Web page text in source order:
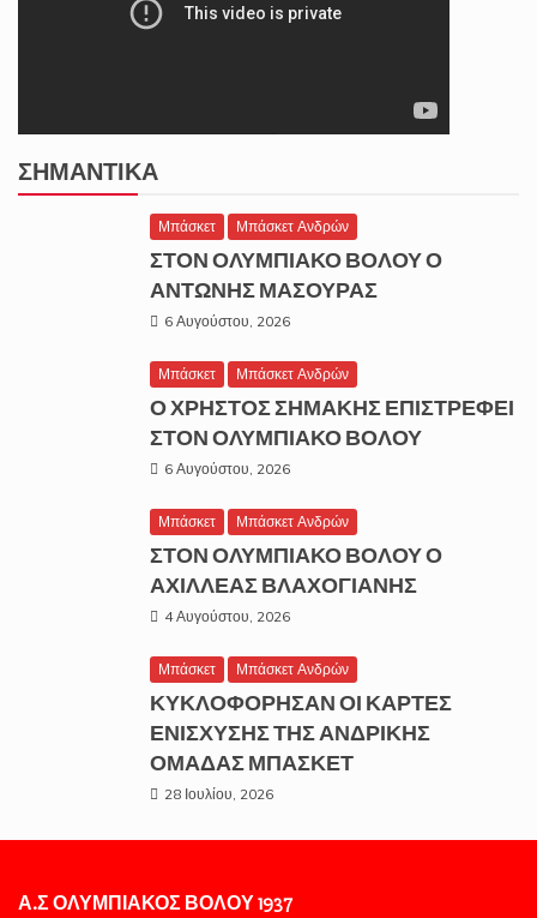
ΣΗΜΑΝΤΙΚΆ
Μπάσκετ Μπάσκετ Ανδρών
ΣΤΟΝ ΟΛΥΜΠΙΑΚΟ ΒΟΛΟΥ Ο
ΑΝΤΩΝΗΣ ΜΑΣΟΥΡΑΣ
6 Αυγούστου, 2026
Μπάσκετ Μπάσκετ Ανδρών
Ο ΧΡΗΣΤΟΣ ΣΗΜΑΚΗΣ ΕΠΙΣΤΡΕΦΕΙ
ΣΤΟΝ ΟΛΥΜΠΙΑΚΟ ΒΟΛΟΥ
6 Αυγούστου, 2026
Μπάσκετ Μπάσκετ Ανδρών
ΣΤΟΝ ΟΛΥΜΠΙΑΚΟ ΒΟΛΟΥ Ο
ΑΧΙΛΛΕΑΣ ΒΛΑΧΟΓΙΑΝΗΣ
4 Αυγούστου, 2026
Μπάσκετ Μπάσκετ Ανδρών
ΚΥΚΛΟΦΟΡΗΣΑΝ ΟΙ ΚΑΡΤΕΣ
ΕΝΙΣΧΥΣΗΣ ΤΗΣ ΑΝΔΡΙΚΗΣ
ΟΜΑΔΑΣ ΜΠΑΣΚΕΤ
28 Ιουλίου, 2026
Α.Σ ΟΛΥΜΠΙΑΚΟΣ ΒΟΛΟΥ 1937